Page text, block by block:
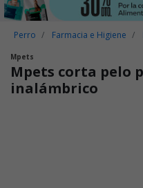
Perro Farmacia e Higiene
Mpets
Mpets corta pelo
inalámbrico